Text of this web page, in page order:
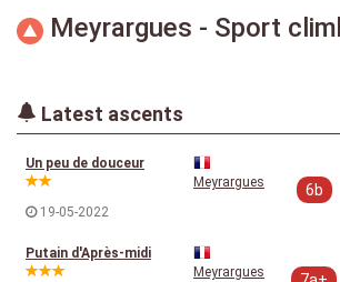
Meyrargues - Sport
Latest ascents
Un peu de douceur
19-05-2022
Meyrargues 6b
Putain d'Après-midi
Meyrargues